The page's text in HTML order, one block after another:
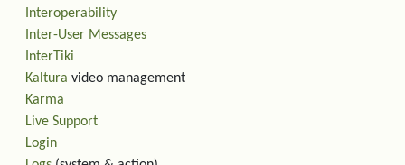
Interoperability
Inter-User Messages
InterTiki
Kaltura video management
Karma
Live Support
Login